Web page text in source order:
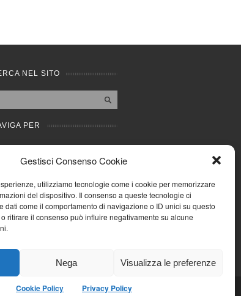
Gestisci Consenso Cookie
utilizziamo tecnologie come i cookie per memorizzare
del dispositivo. Il consenso a queste tecnologie ci
dati come il comportamento di navigazione o ID unici su questo
ritirare il consenso può influire negativamente su alcune
Nega Visualizza le preferenze
Cookie Policy Privacy Policy
NEL SITO
PER
completa
Mappa categorie
Policy
alla Community